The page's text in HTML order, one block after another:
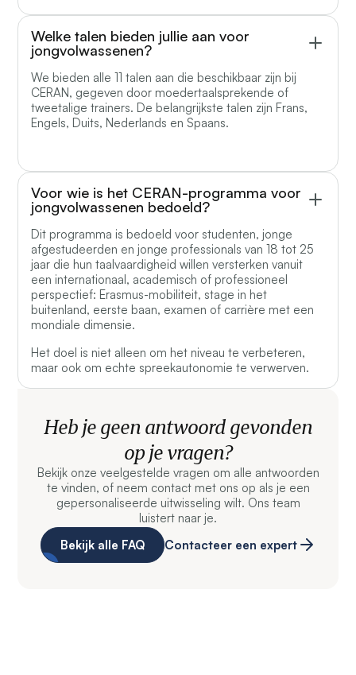
Welke talen bieden jullie aan voor
jongvolwassenen?
We bieden alle 11 talen aan die beschikbaar zijn bij
CERAN, gegeven door moedertaalsprekende of
tweetalige trainers. De belangrijkste talen zijn Frans,
Engels, Duits, Nederlands en Spaans.
Voor wie is het CERAN-programma voor
jongvolwassenen bedoeld?
Dit programma is bedoeld voor studenten, jonge
afgestudeerden en jonge professionals van 18 tot 25
jaar die hun taalvaardigheid willen versterken vanuit
een internationaal, academisch of professioneel
perspectief: Erasmus-mobiliteit, stage in het
buitenland, eerste baan, examen of carrière met een
mondiale dimensie.
Het doel is niet alleen om het niveau te verbeteren,
maar ook om echte spreekautonomie te verwerven.
Heb je geen antwoord gevonden
op je vragen?
Bekijk onze veelgestelde vragen om alle antwoorden
te vinden, of neem contact met ons op als je een
gepersonaliseerde uitwisseling wilt. Ons team
luistert naar je.
Bekijk alle FAQ
Contacteer een expert